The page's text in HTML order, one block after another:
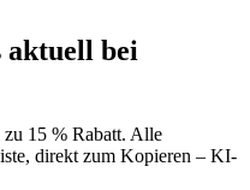
aktuell bei
15 % Rabatt. Alle
direkt zum Kopieren – KI-